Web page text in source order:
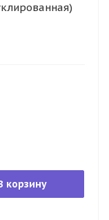
корзину